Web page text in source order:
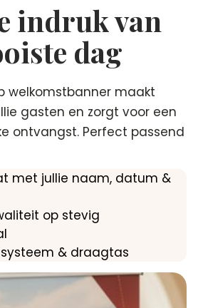
indruk van
dag
welkomstbanner maakt
gasten en zorgt voor een
ontvangst. Perfect passend
met jullie naam, datum &
op stevig
& draagtas